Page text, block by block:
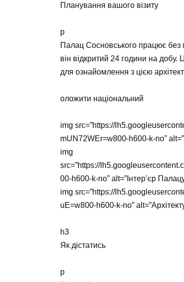
Планування вашого візиту
p
Палац Сосновського працює без
він відкритий 24 години на
для ознайомлення з цією
оложити національний
img src=”https://
mUN72WEr=w800-h600-k-no”
img
src=”https://
00-h600-k-no” alt=”Інтер’єр
img src=”https://
uE=w800-h600-k-no”
h3
Як дістатись
p